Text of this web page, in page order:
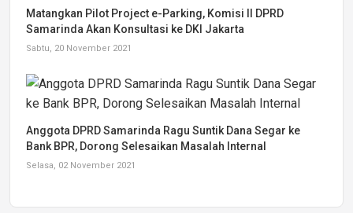
Matangkan Pilot Project e-Parking, Komisi II DPRD
Samarinda Akan Konsultasi ke DKI Jakarta
Sabtu, 20 November 2021
Anggota DPRD Samarinda Ragu Suntik Dana Segar ke
Bank BPR, Dorong Selesaikan Masalah Internal
Selasa, 02 November 2021